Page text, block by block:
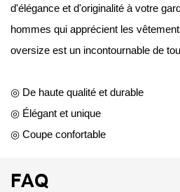
d'élégance et d'originalité à votre
hommes qui apprécient les
oversize est un incontournable de
◎ De haute qualité et durable
◎ Élégant et unique
◎ Coupe confortable
FAQ